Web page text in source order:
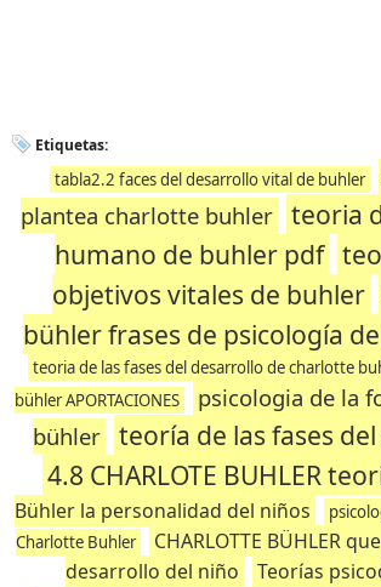
Etiquetas:
tabla2.2 faces del desarrollo vital de buhler
plantea charlotte buhler teoria
humano de buhler pdf
objetivos vitales de buhler
bühler frases de psicología
teoria de las fases del desarrollo de charlotte
bühler APORTACIONES
psicologia de la
bühler
teoría de las fases
4.8 CHARLOTE BUHLER
Bühler la personalidad del niños
Charlotte Buhler
CHARLOTTE BÜHLER
desarrollo del niño
Teorías